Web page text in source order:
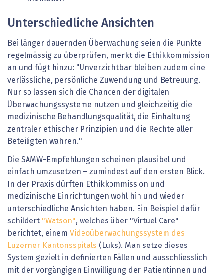
Unterschiedliche Ansichten
Bei länger dauernden Überwachung seien die Punkte
regelmässig zu überprüfen, merkt die Ethikkommission
an und fügt hinzu: "Unverzichtbar bleiben zudem eine
verlässliche, persönliche Zuwendung und Betreuung.
Nur so lassen sich die Chancen der digitalen
Überwachungssysteme nutzen und gleichzeitig die
medizinische Behandlungsqualität, die Einhaltung
zentraler ethischer Prinzipien und die Rechte aller
Beteiligten wahren."
Die SAMW-Empfehlungen scheinen plausibel und
einfach umzusetzen – zumindest auf den ersten Blick.
In der Praxis dürften Ethikkommission und
medizinische Einrichtungen wohl hin und wieder
unterschiedliche Ansichten haben. Ein Beispiel dafür
schildert "Watson", welches über "Virtuel Care"
berichtet, einem Videoüberwachungssystem des
Luzerner Kantonsspitals (Luks). Man setze dieses
System gezielt in definierten Fällen und ausschliesslich
mit der vorgängigen Einwilligung der Patientinnen und